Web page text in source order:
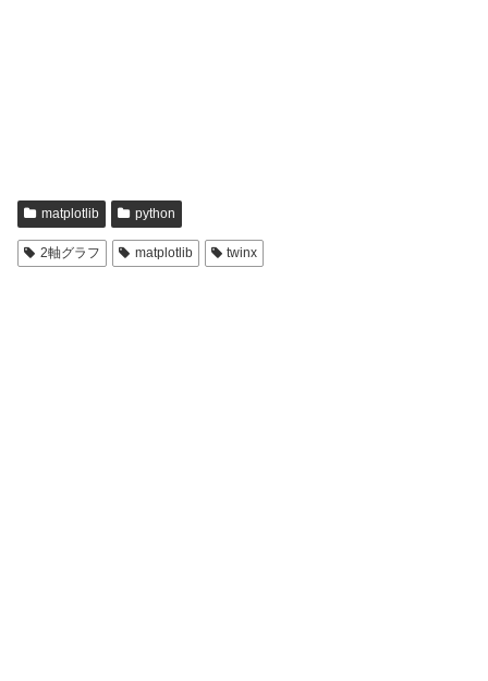
matplotlib python
2軸グラフ matplotlib twinx